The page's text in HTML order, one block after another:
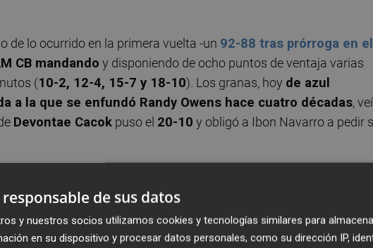
de lo ocurrido en la primera vuelta -un 92-88 tras prórroga en el
CB mandando y disponiendo de ocho puntos de ventaja varias
(10-2, 12-4, 15-7 y 18-10). Los granas, hoy de azul
a la que se enfundó Randy Owens hace cuatro décadas,
Devontae Cacok puso el 20-10 y obligó a Ibon Navarro a pedir
y el propio Cacok, con seis, asumían el peso del ataque
Kelan Martin ,Emanuel Cate
le llevó a terminar el primer periodo con un+18 (35-17)y
cuando el jueves, en el partido perdido por87-80 en la pista
responsable de sus datos
y nuestros socios utilizamos cookies y tecnologías similares para
en su dispositivo y procesar datos personales, como su dirección IP,